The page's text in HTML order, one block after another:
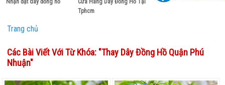
Nhận đặt dây đồng hồ
Cửa Hàng Dây Đồng Hồ Tại
Tphcm
Trang chủ
Các Bài Viết Với Từ Khóa: "Thay Dây Đồng Hồ Quận Phú
Nhuận"